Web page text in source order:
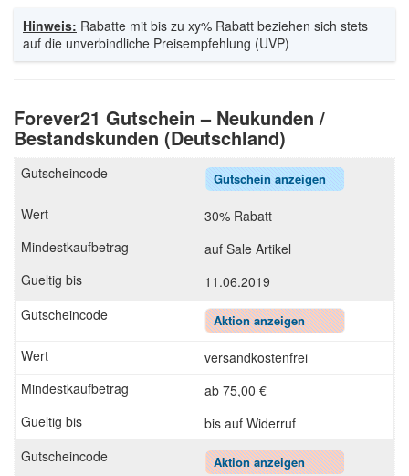
Hinweis: Rabatte mit bis zu xy% Rabatt beziehen sich stets
auf die unverbindliche Preisempfehlung (UVP)
Forever21 Gutschein – Neukunden /
Bestandskunden (Deutschland)
Gutschein anzeigen
30% Rabatt
auf Sale Artikel
11.06.2019
Aktion anzeigen
versandkostenfrei
ab 75,00 €
bis auf Widerruf
Aktion anzeigen